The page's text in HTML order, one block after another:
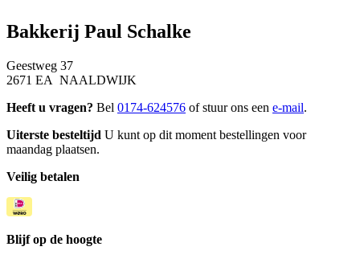
Bakkerij Paul Schalke
Geestweg 37
2671 EA NAALDWIJK
Heeft u vragen? Bel 0174-624576 of stuur ons een e-mail.
Uiterste besteltijd U kunt op dit moment bestellingen voor
maandag plaatsen.
Veilig betalen
Blijf op de hoogte